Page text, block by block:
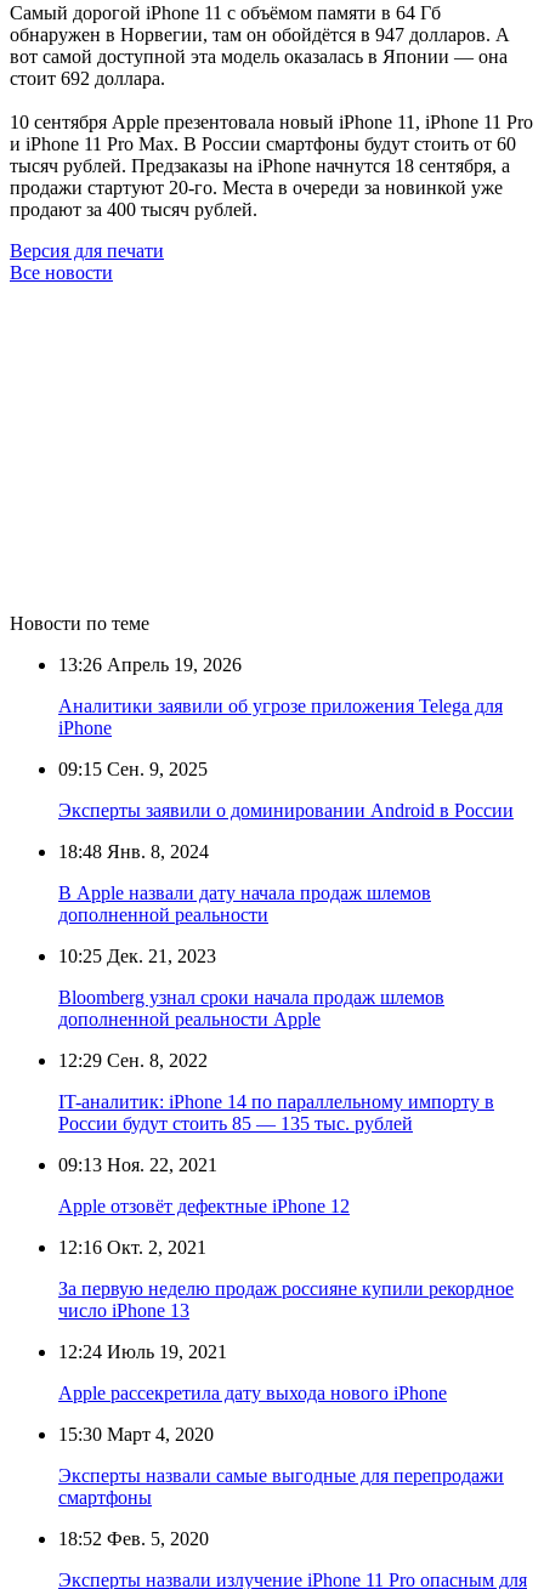
Самый дорогой iPhone 11 c объёмом памяти в 64 Гб
обнаружен в Норвегии, там он обойдётся в 947 долларов. А
вот самой доступной эта модель оказалась в Японии — она
стоит 692 доллара.
10 сентября Apple презентовала новый iPhone 11, iPhone 11 Pro
и iPhone 11 Pro Max. В России смартфоны будут стоить от 60
тысяч рублей. Предзаказы на iPhone начнутся 18 сентября, а
продажи стартуют 20-го. Места в очереди за новинкой уже
продают за 400 тысяч рублей.
Версия для печати
Все новости
Новости по теме
13:26 Апрель 19, 2026
Аналитики заявили об угрозе приложения Telega для
iPhone
09:15 Сен. 9, 2025
Эксперты заявили о доминировании Android в России
18:48 Янв. 8, 2024
В Apple назвали дату начала продаж шлемов
дополненной реальности
10:25 Дек. 21, 2023
Bloomberg узнал сроки начала продаж шлемов
дополненной реальности Apple
12:29 Сен. 8, 2022
IT-аналитик: iPhone 14 по параллельному импорту в
России будут стоить 85 — 135 тыс. рублей
09:13 Ноя. 22, 2021
Apple отзовёт дефектные iPhone 12
12:16 Окт. 2, 2021
За первую неделю продаж россияне купили рекордное
число iPhone 13
12:24 Июль 19, 2021
Apple рассекретила дату выхода нового iPhone
15:30 Март 4, 2020
Эксперты назвали самые выгодные для перепродажи
смартфоны
18:52 Фев. 5, 2020
Эксперты назвали излучение iPhone 11 Pro опасным для